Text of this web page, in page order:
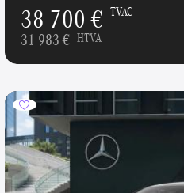
38 700 € TVAC
31 983 € HTVA